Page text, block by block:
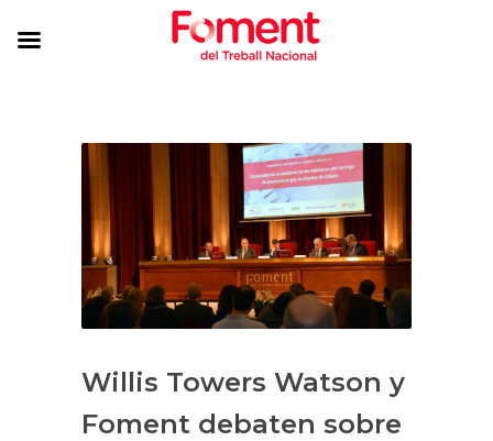
Willis Towers Watson y
Foment debaten sobre